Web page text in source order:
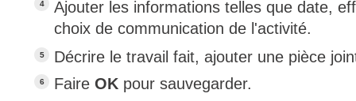
Ajouter les informations telles que date,
choix de communication de l'activité.
Décrire le travail fait, ajouter une pièce
Faire OK pour sauvegarder.